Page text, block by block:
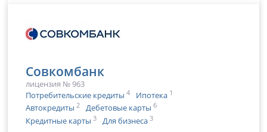
Совкомбанк
лицензия № 963
Потребительские кредиты 4 Ипотека 1
Автокредиты 2 Дебетовые карты 6
Кредитные карты 3 Для бизнеса 3